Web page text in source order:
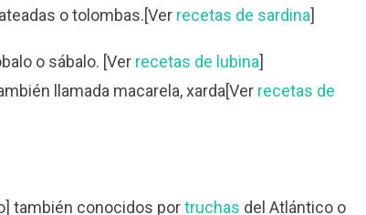
o tolombas.[Ver recetas de sardina]
o sábalo. [Ver recetas de lubina]
llamada macarela, xarda[Ver recetas de
también conocidos portruchas del Atlántico o